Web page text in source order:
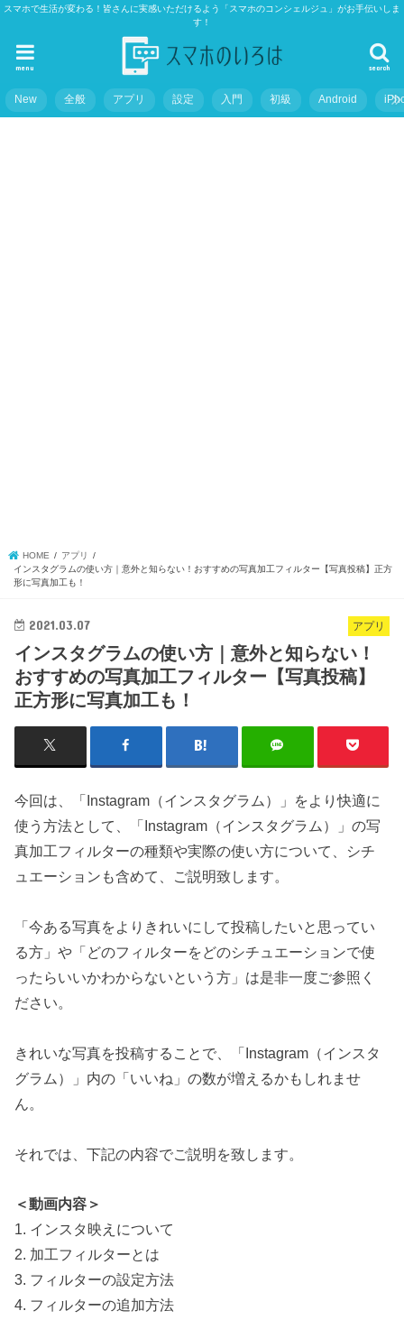
スマホで生活が変わる！皆さんに実感いただけるよう「スマホのコンシェルジュ」がお手伝いしま
す！
search
menu
New 全般 アプリ 設定 入門 初級 Android
HOME
アプリ
インスタグラムの使い方｜意外と知らない！おすすめの写真加工フィルター【写真投稿】正方
形に写真加工も！
アプリ
2021.03.07
インスタグラムの使い方｜意外と知らない！
おすすめの写真加工フィルター【写真投稿】
正方形に写真加工も！
今回は、「Instagram（インスタグラム）」をより快適に
使う方法として、「Instagram（インスタグラム）」の写
真加工フィルターの種類や実際の使い方について、シチ
ュエーションも含めて、ご説明致します。
「今ある写真をよりきれいにして投稿したいと思ってい
る方」や「どのフィルターをどのシチュエーションで使
ったらいいかわからないという方」は是非一度ご参照く
ださい。
きれいな写真を投稿することで、「Instagram（インスタ
グラム）」内の「いいね」の数が増えるかもしれませ
ん。
それでは、下記の内容でご説明を致します。
＜動画内容＞
1. インスタ映えについて
2. 加工フィルターとは
3. フィルターの設定方法
4. フィルターの追加方法